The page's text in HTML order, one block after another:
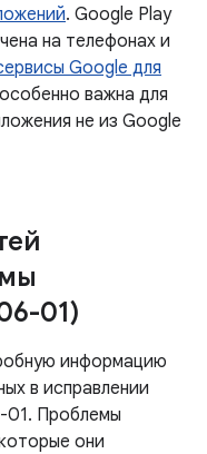
. Google Play
на телефонах и
Google для
важна для
не из Google
01)
информацию
в исправлении
01. Проблемы
они